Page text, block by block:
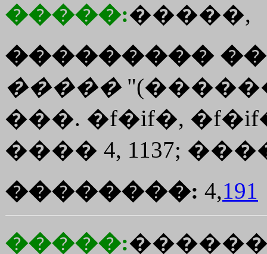
�����:�����,
���������
�����
���. �f�if�,
���� 4, 1137;
��������: 4,191
�����: